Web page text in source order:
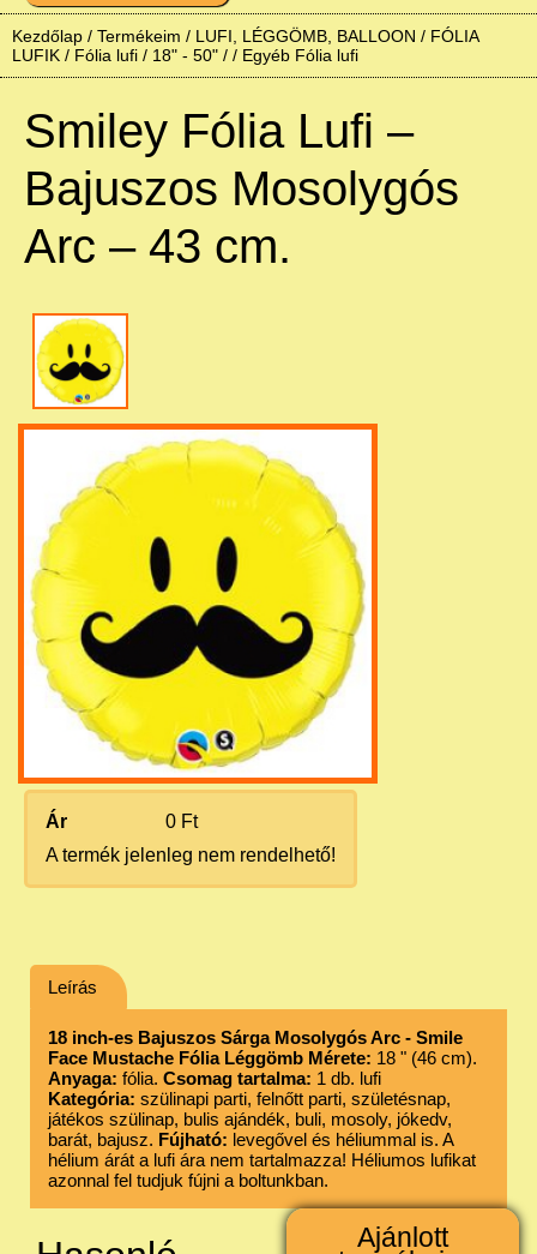
Kezdőlap / Termékeim / LUFI, LÉGGÖMB, BALLOON / FÓLIA
LUFIK / Fólia lufi / 18" - 50" / / Egyéb Fólia lufi
Smiley Fólia Lufi –
Bajuszos Mosolygós
Arc – 43 cm.
Ár
0 Ft
A termék jelenleg nem rendelhető!
Leírás
18 inch-es Bajuszos Sárga Mosolygós Arc - Smile
Face Mustache Fólia Léggömb Mérete: 18 " (46 cm).
Anyaga: fólia. Csomag tartalma: 1 db. lufi
Kategória: szülinapi parti, felnőtt parti, születésnap,
játékos szülinap, bulis ajándék, buli, mosoly, jókedv,
barát, bajusz. Fújható: levegővel és héliummal is. A
hélium árát a lufi ára nem tartalmazza! Héliumos lufikat
azonnal fel tudjuk fújni a boltunkban.
Ajánlott